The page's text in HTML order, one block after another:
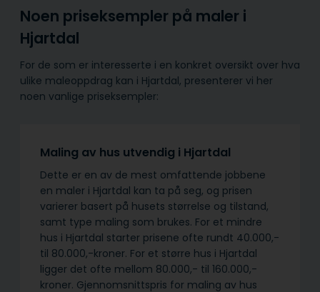
Noen priseksempler på maler i
Hjartdal
For de som er interesserte i en konkret oversikt over hva
ulike maleoppdrag kan i Hjartdal, presenterer vi her
noen vanlige priseksempler:
Maling av hus utvendig i Hjartdal
Dette er en av de mest omfattende jobbene
en maler i Hjartdal kan ta på seg, og prisen
varierer basert på husets størrelse og tilstand,
samt type maling som brukes. For et mindre
hus i Hjartdal starter prisene ofte rundt 40.000,-
til 80.000,-kroner. For et større hus i Hjartdal
ligger det ofte mellom 80.000,- til 160.000,-
kroner. Gjennomsnittspris for maling av hus